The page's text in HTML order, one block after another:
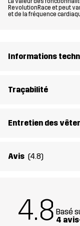
Le mannequin fait
Matériau 2
Remplissage 1
Numéro
d'article
RevolutionRace et peut
et de la fréquence
Informations
Traçabilité
Entretien des
Avis (4.8)
4.8 Basé
4